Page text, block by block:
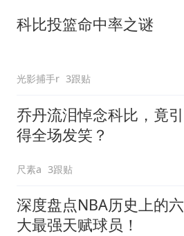
科比投篮命中率之谜
光影捕手r 3跟贴
乔丹流泪悼念科比，竟引
得全场发笑？
尺素a 3跟贴
深度盘点NBA历史上的六
大最强天赋球员！